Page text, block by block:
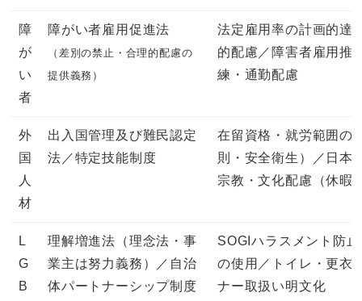
障
が
い
者
障がい者雇用促進法
（差別の禁止・合理的配慮の
提供義務）
法定雇用率の計画的達
的配慮／障害者雇用推
練・通勤配慮
外
国
人
材
出入国管理及び難民認定
法／特定技能制度
在留資格・就労範囲の
則・安全衛生）／日本
宗教・文化配慮（休暇
L
G
B
理解増進法（理念法・事
業主は努力義務）／自治
体パートナーシップ制度
SOGIハラスメント防
の使用／トイレ・更衣
ナー取扱い明文化